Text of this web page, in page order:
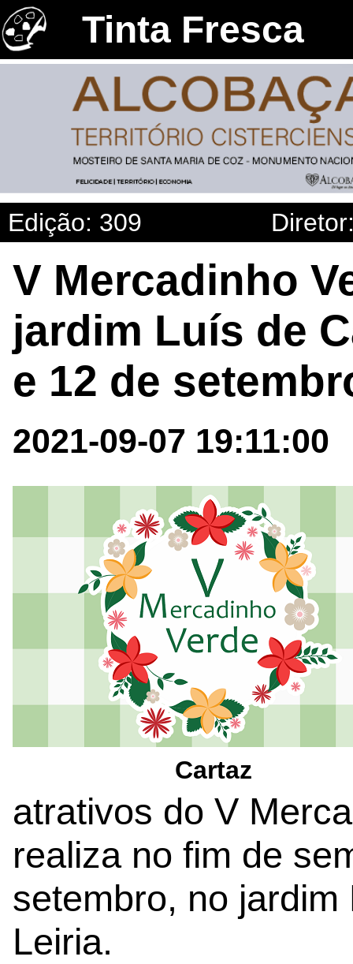
Tinta Fresca
Edição: 309
V Mercadinho
jardim Luís de
e 12 de
2021-09-07 19:11:00
Cartaz
atrativos do V
realiza no fim de
setembro, no
Leiria.